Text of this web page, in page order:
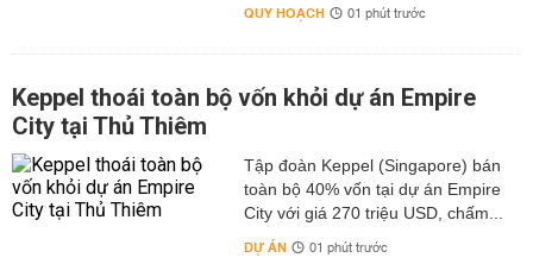
QUY HOẠCH 01 phút trước
Keppel thoái toàn bộ vốn khỏi dự án Empire
City tại Thủ Thiêm
Tập đoàn Keppel (Singapore) bán
toàn bộ 40% vốn tại dự án Empire
City với giá 270 triệu USD, chấm...
DỰ ÁN 01 phút trước